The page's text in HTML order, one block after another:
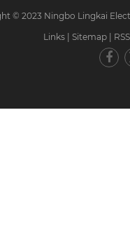
© 2023 Ningbo Lingkai
Links
Sitemap RSS